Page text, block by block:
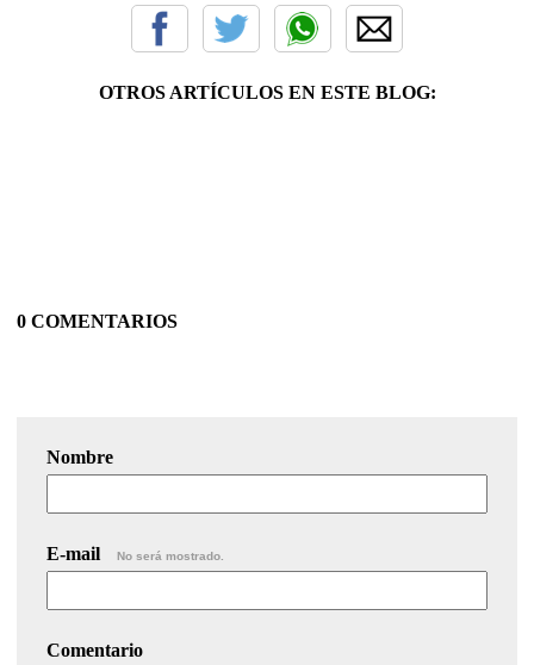
OTROS ARTÍCULOS EN ESTE BLOG:
0 COMENTARIOS
Nombre
E-mail No será mostrado.
Comentario